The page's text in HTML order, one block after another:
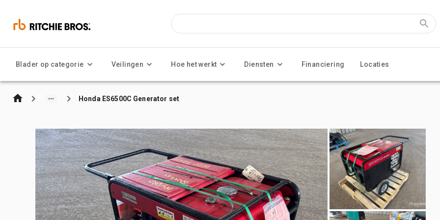
Blader op categorie Veilingen Hoe het werkt Diensten Financiering Locaties
Honda ES6500C Generator set